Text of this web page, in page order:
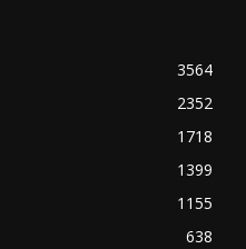
3564
2352
1718
1399
1155
638